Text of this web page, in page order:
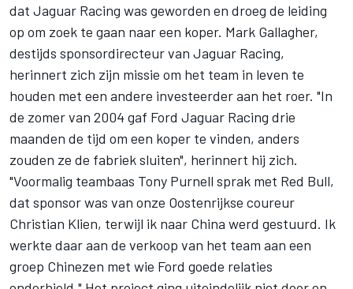
dat Jaguar Racing was geworden en droeg de leiding
op om zoek te gaan naar een koper. Mark Gallagher,
destijds sponsordirecteur van Jaguar Racing,
herinnert zich zijn missie om het team in leven te
houden met een andere investeerder aan het roer. "In
de zomer van 2004 gaf Ford Jaguar Racing drie
maanden de tijd om een koper te vinden, anders
zouden ze de fabriek sluiten", herinnert hij zich.
"Voormalig teambaas Tony Purnell sprak met Red Bull,
dat sponsor was van onze Oostenrijkse coureur
Christian Klien, terwijl ik naar China werd gestuurd. Ik
werkte daar aan de verkoop van het team aan een
groep Chinezen met wie Ford goede relaties